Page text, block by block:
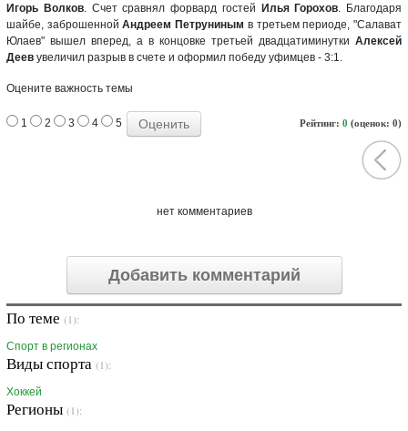
Игорь Волков. Счет сравнял форвард гостей Илья Горохов. Благодаря
шайбе, заброшеннойАндреем Петруниным в третьем периоде, "Салават
Юлаев" вышел вперед, а в концовке третьей двадцатиминутки Алексей
Деев увеличил разрыв в счете и оформил победу уфимцев - 3:1.
Оцените важность темы
Рейтинг: 0 (оценок: 0)
1 2 3 4 5
нет комментариев
Добавить комментарий
По теме (1):
Спорт в регионах
Виды спорта (1):
Хоккей
Регионы (1):